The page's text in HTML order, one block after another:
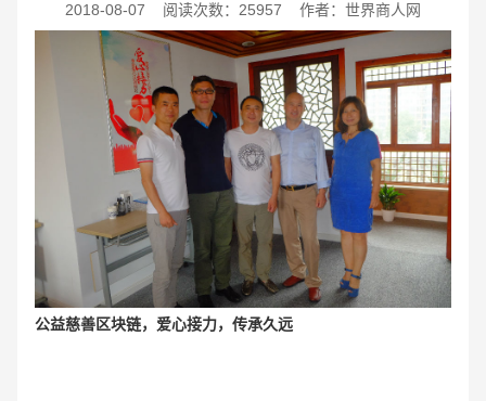
2018-08-07 阅读次数：25957 作者：世界商人网
公益慈善区块链，爱心接力，传承久远